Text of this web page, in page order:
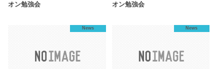
オン勉強会
オン勉強会
News News